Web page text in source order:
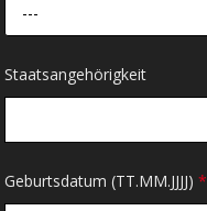
---
Staatsangehörigkeit
Geburtsdatum (TT.MM.JJJJ)*